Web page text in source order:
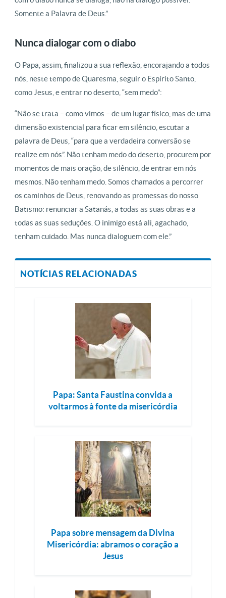
Somente a Palavra de Deus.”
Nunca dialogar com o diabo
O Papa, assim, finalizou a sua reflexão, encorajando a todos
nós, neste tempo de Quaresma, seguir o Espírito Santo,
como Jesus, e entrar no deserto, “sem medo”:
“Não se trata – como vimos – de um lugar físico, mas de uma
dimensão existencial para ficar em silêncio, escutar a
palavra de Deus, “para que a verdadeira conversão se
realize em nós”. Não tenham medo do deserto, procurem por
momentos de mais oração, de silêncio, de entrar em nós
mesmos. Não tenham medo. Somos chamados a percorrer
os caminhos de Deus, renovando as promessas do nosso
Batismo: renunciar a Satanás, a todas as suas obras e a
todas as suas seduções. O inimigo está ali, agachado,
tenham cuidado. Mas nunca dialoguem com ele.”
NOTÍCIAS RELACIONADAS
Papa: Santa Faustina convida a
voltarmos à fonte da misericórdia
Papa sobre mensagem da Divina
Misericórdia: abramos o coração a
Jesus